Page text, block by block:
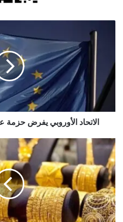
الأوروبي
عقوبات
جديدة
روسيا
الاتحاد الأوروبي يفرض
سعر
غرام
الذهب
عيار
21
ينخفض
محليا
نصف